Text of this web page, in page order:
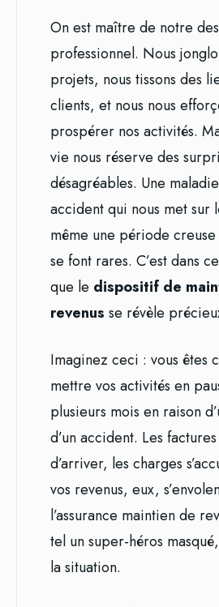
On est maître de notre
professionnel. Nous
projets, nous tissons des
clients, et nous nous
prospérer nos activités.
vie nous réserve des
désagréables. Une
accident qui nous met sur
même une période
se font rares. C’est dans
que le dispositif de
revenus se révèle
Imaginez ceci : vous êtes
mettre vos activités en
plusieurs mois en raison
d’un accident. Les
d’arriver, les charges
vos revenus, eux,
l’assurance maintien de
tel un super-héros
la situation.